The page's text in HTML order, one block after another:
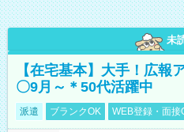
未
【在宅基本】大手！広報
〇9月～＊50代活躍中
派遣 ブランクOK WEB登録・面接